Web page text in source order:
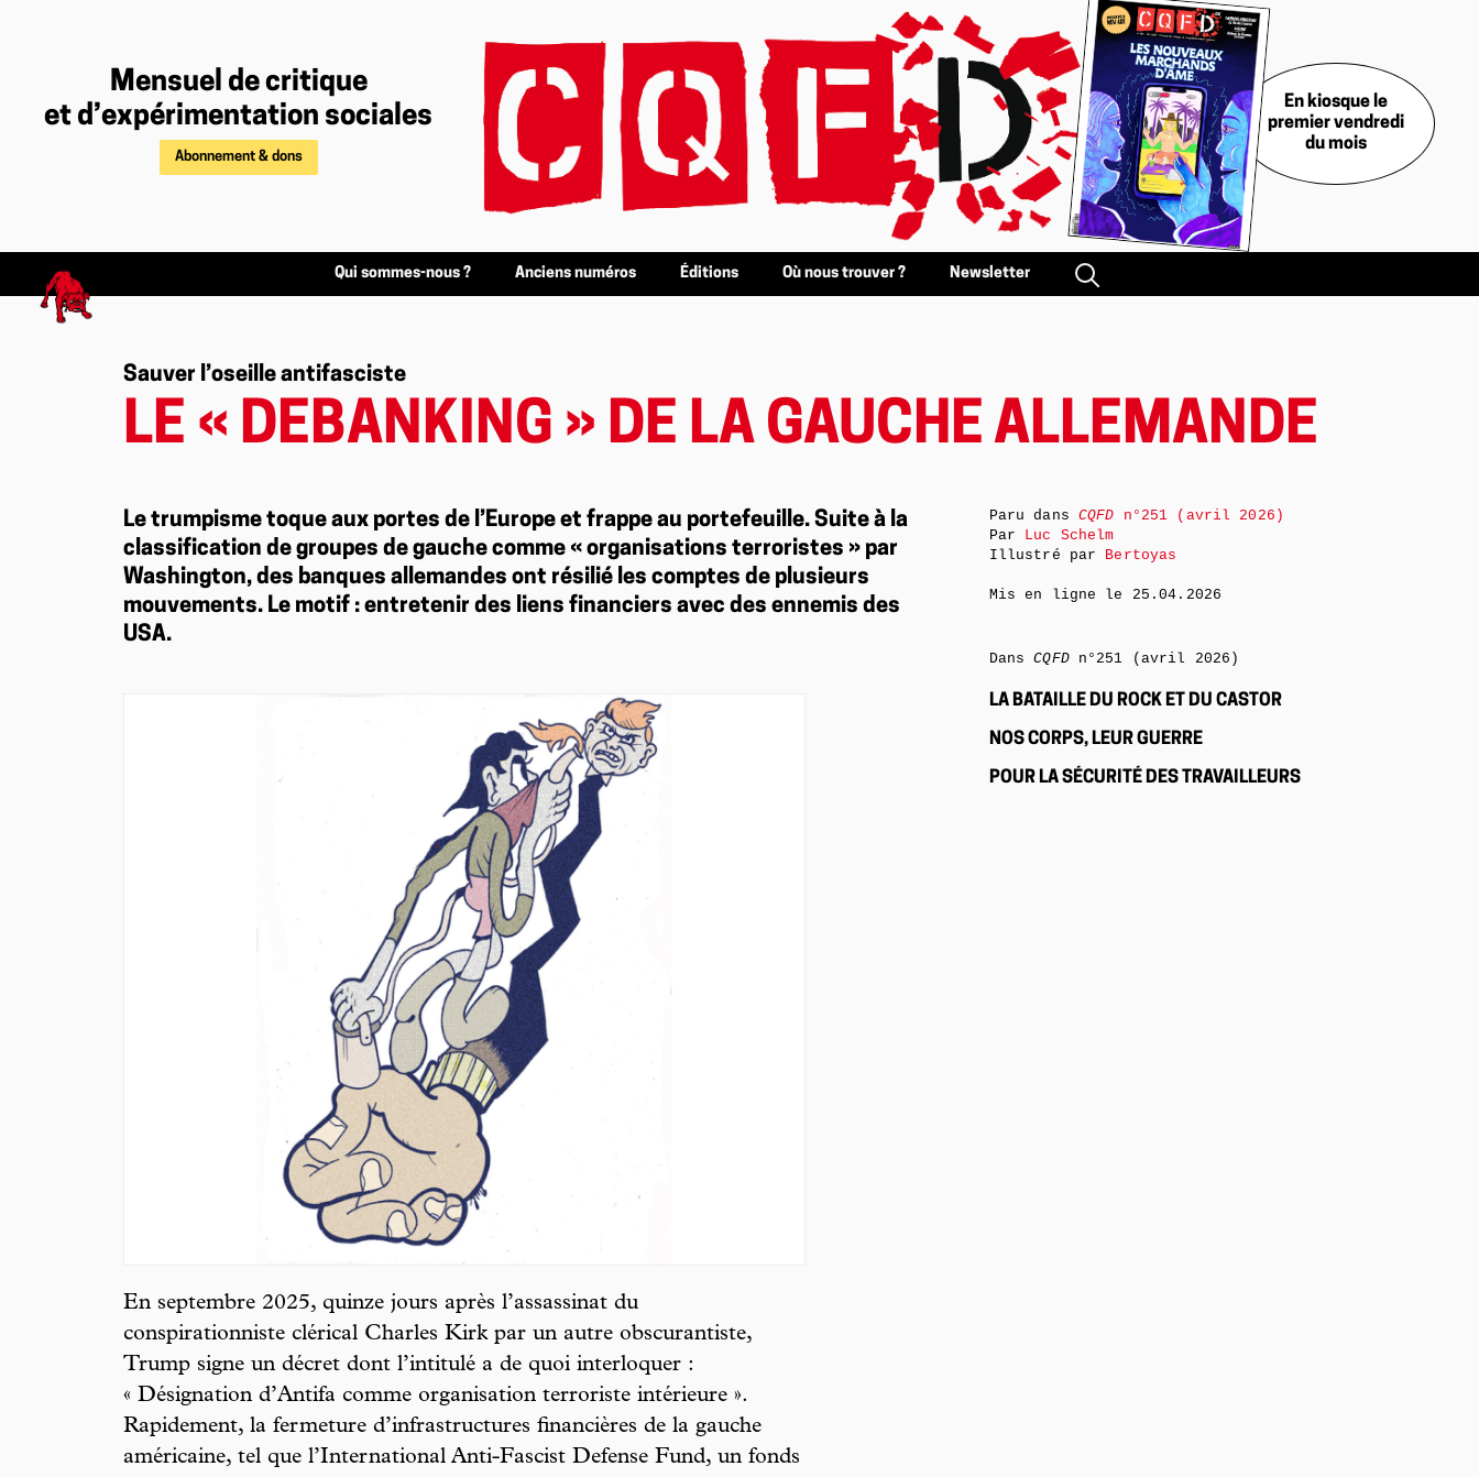
Mensuel de critique
et d’expérimentation sociales
Abonnement & dons
En kiosque le
premier vendredi
du mois
Qui sommes-nous ? Anciens numéros Éditions Où nous trouver ? Newsletter
Sauver l’oseille antifasciste
LE « DEBANKING » DE LA GAUCHE ALLEMANDE
Le trumpisme toque aux portes de l’Europe et frappe au portefeuille. Suite à la
classification de groupes de gauche comme « organisations terroristes » par
Washington, des banques allemandes ont résilié les comptes de plusieurs
mouvements. Le motif : entretenir des liens financiers avec des ennemis des
USA.
En septembre 2025, quinze jours après l’assassinat du
conspirationniste clérical Charles Kirk par un autre obscurantiste,
Trump signe un décret dont l’intitulé a de quoi interloquer :
« Désignation d’Antifa comme organisation terroriste intérieure ».
Rapidement, la fermeture d’infrastructures financières de la gauche
américaine, tel que l’International Anti-Fascist Defense Fund, un fonds
Paru dans CQFD n°251 (avril 2026)
Par Luc Schelm
Illustré par Bertoyas
Mis en ligne le 25.04.2026
DansCQFDn°251 (avril 2026)
LA BATAILLE DU ROCK ET DU CASTOR
NOS CORPS, LEUR GUERRE
POUR LA SÉCURITÉ DES TRAVAILLEURS